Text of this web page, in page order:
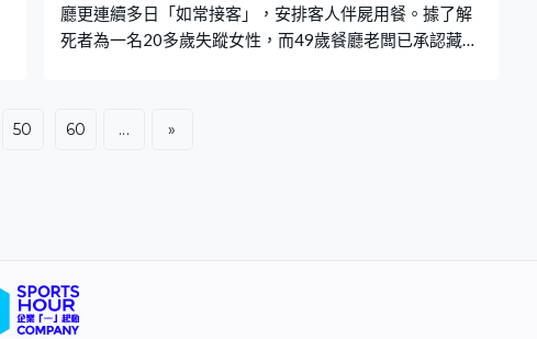
廳更連續多日「如常接客」，安排客人伴屍用餐。據了解
死者為一名20多歲失蹤女性，而49歲餐廳老闆已承認藏
察覺有異，「只有那天店裡同時開了4、5台空氣淨化機，
店主還說怎麼這麼陰暗，感覺和平時不一樣」。有認識松
50 60 ... »